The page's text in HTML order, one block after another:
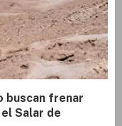
buscan frenar
Salar de